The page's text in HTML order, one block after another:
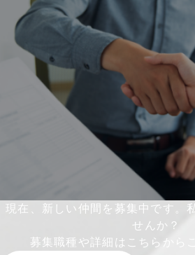
現在、新しい仲間を募集中です。
せんか？
募集職種や詳細はこちらから